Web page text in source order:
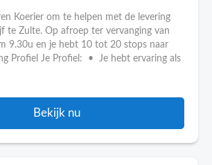
Koerier om te helpen met de levering
te Zulte. Op afroep ter vervanging van
9.30u en je hebt 10 tot 20 stops naar
Profiel Je Profiel: • Je hebt ervaring als
Bekijk nu